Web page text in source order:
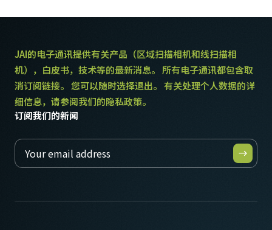
JAI的电子通讯提供有关产品（区域扫描相机和线扫描相
机），白皮书，技术等的最新消息。 所有电子通讯都包含取
消订阅链接。 您可以随时选择退出。 有关处理个人数据的详
细信息，请参阅我们的隐私政策。
订阅我们的新闻